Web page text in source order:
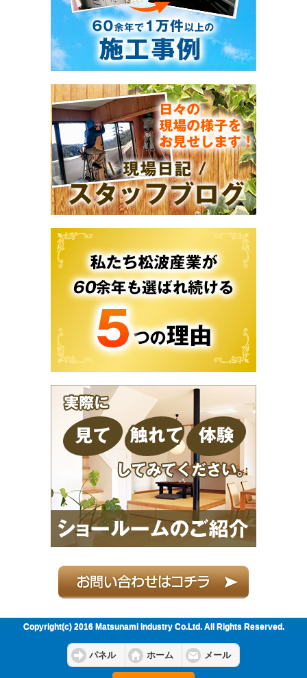
Copyright(c) 2016 Matsunami Industry Co.Ltd. All Rights Reserved.
パネル ホーム メール